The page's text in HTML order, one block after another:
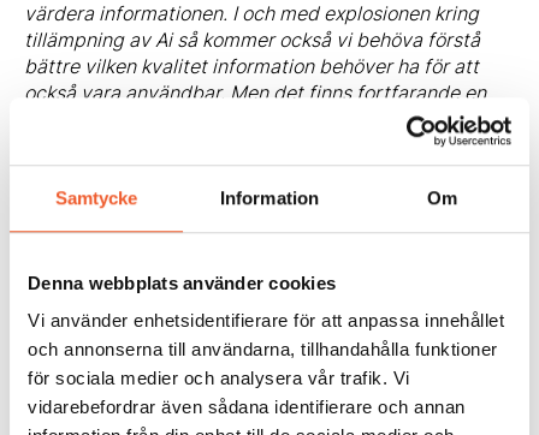
Samtycke Information Om
Denna webbplats använder cookies
Vi använder enhetsidentifierare för att anpassa innehållet
och annonserna till användarna, tillhandahålla funktioner
för sociala medier och analysera vår trafik. Vi
vidarebefordrar även sådana identifierare och annan
värdera informationen. I och med explosionen kring
tillämpning av Ai så kommer också vi behöva förstå
bättre vilken kvalitet information behöver ha för att
också vara användbar. Men det finns fortfarande en
okunskap bland väldigt många i vilken källa till kunskap
som arkiven besitter. Det har inte blivit bättre i och
med digitaliseringen, snarare tvärt om.
Hur kan man arbeta för att hantera dessa
utmaningar? Vad krävs av dem som arbetar med
säkra en hållbar och säker informationshantering?
eller registratur är idag duktiga på att göra sitt arbete
trots att de i många fall kanske har dåliga
förutsättningar. Min egen uppfattning är att de som
gör jobbet gör det bra och strategiskt, men det